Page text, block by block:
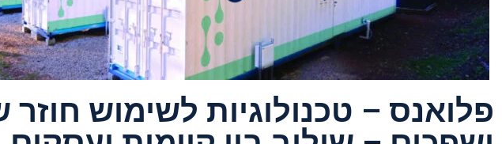
פלואנס – טכנולוגיות לשימוש